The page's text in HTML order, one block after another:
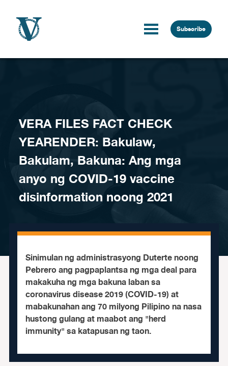
Subscribe
VERA FILES FACT CHECK
YEARENDER: Bakulaw,
Bakulam, Bakuna: Ang mga
anyo ng COVID-19 vaccine
disinformation noong 2021
Sinimulan ng administrasyong Duterte noong
Pebrero ang pagpaplantsa ng mga deal para
makakuha ng mga bakuna laban sa
coronavirus disease 2019 (COVID-19) at
mabakunahan ang 70 milyong Pilipino na nasa
hustong gulang at maabot ang "herd
immunity" sa katapusan ng taon.